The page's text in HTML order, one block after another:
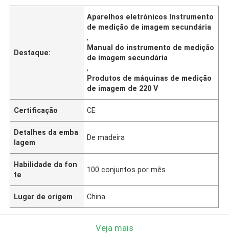
Destaque:
Aparelhos eletrónicos Instrumento
de medição de imagem secundária
,
Manual do instrumento de medição
de imagem secundária
,
Produtos de máquinas de medição
de imagem de 220 V
Certificação CE
Detalhes da emba
lagem
De madeira
Habilidade da fon
te
100 conjuntos por mês
Lugar de origem China
Veja mais